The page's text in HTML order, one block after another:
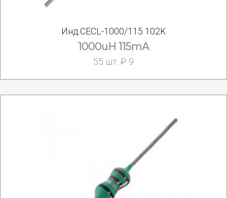
Инд.CECL-1000/115 102K
1000uH 115mA
55 шт. ₽ 9